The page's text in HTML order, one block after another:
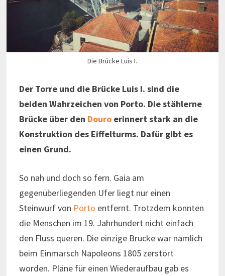
Die Brücke Luis I.
Der Torre und die Brücke Luis I. sind die
beiden Wahrzeichen von Porto. Die stählerne
Brücke über den Douroerinnert stark an die
Konstruktion des Eiffelturms. Dafür gibt es
einen Grund.
So nah und doch so fern. Gaia am
gegenüberliegenden Ufer liegt nur einen
Steinwurf von Porto entfernt. Trotzdem konnten
die Menschen im 19. Jahrhundert nicht einfach
den Fluss queren. Die einzige Brücke war nämlich
beim Einmarsch Napoleons 1805 zerstört
worden. Pläne für einen Wiederaufbau gab es